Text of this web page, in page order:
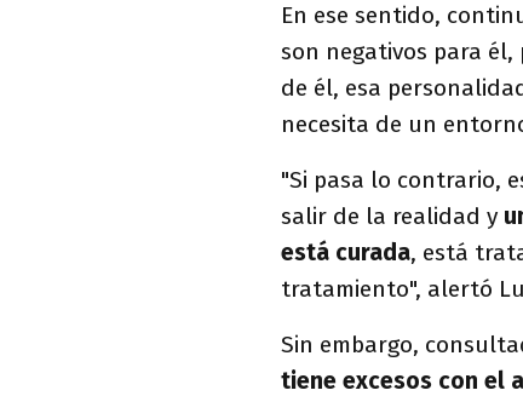
En ese sentido,
son negativos para
de él, esa
necesita de un
"Si pasa lo contrario,
salir de la realidad y
está curada, está
tratamiento", alertó
Sin embargo,
tiene excesos con el